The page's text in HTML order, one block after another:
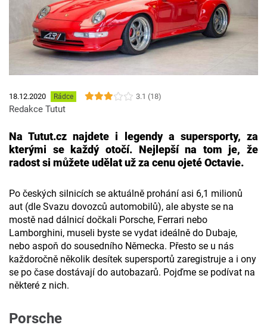
18.12.2020 Rádce 3.1 (18)
Redakce Tutut
Na Tutut.cz najdete i legendy a supersporty, za
kterými se každý otočí. Nejlepší na tom je, že
radost si můžete udělat už za cenu ojeté Octavie.
Po českých silnicích se aktuálně prohání asi 6,1 milionů
aut (dle Svazu dovozců automobilů), ale abyste se na
mostě nad dálnicí dočkali Porsche, Ferrari nebo
Lamborghini, museli byste se vydat ideálně do Dubaje,
nebo aspoň do sousedního Německa. Přesto se u nás
každoročně několik desítek supersportů zaregistruje a i ony
se po čase dostávají do autobazarů. Pojďme se podívat na
některé z nich.
Porsche